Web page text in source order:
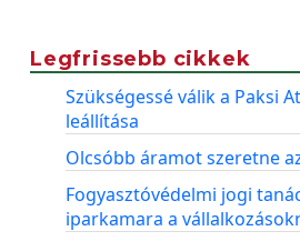
Legfrissebb cikkek
Szükségessé válik a Paksi
leállítása
Olcsóbb áramot szeretne
Fogyasztóvédelmi jogi
iparkamara a